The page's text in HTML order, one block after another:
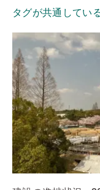
タグが共通してい